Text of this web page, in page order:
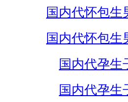
国内代怀包生
国内代怀包生
国内代孕生
国内代孕生